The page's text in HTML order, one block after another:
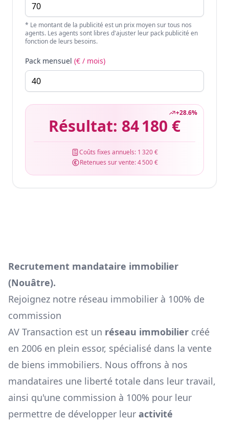
* Le montant de la publicité est un prix moyen sur tous nos
agents. Les agents sont libres d'ajuster leur pack publicité en
fonction de leurs besoins.
Pack mensuel (€ / mois)
+28.6%
Résultat: 84 180 €
Coûts fixes annuels: 1 320 €
Retenues sur vente:4 500 €
Recrutement mandataire immobilier
(Nouâtre).
Rejoignez notre réseau immobilier à 100% de
commission
AV Transaction est un réseau immobilier créé
en 2006 en plein essor, spécialisé dans la vente
de biens immobiliers. Nous offrons à nos
mandataires une liberté totale dans leur travail,
ainsi qu'une commission à 100% pour leur
permettre de développer leur activité